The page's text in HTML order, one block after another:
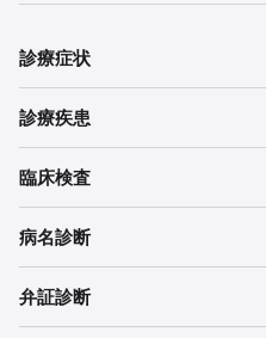
내
과
한
의
원
각
주
診療症状
診療疾患
臨床検査
病名診断
弁証診断